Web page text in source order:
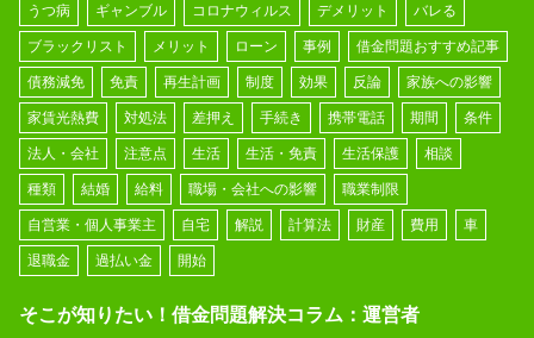
うつ病 ギャンブル コロナウィルス デメリット
バレる
ブラックリスト
メリット ローン 事例
借金問題おすすめ記事
債務減免
免責 再生計画 制度 効果 反論
家族への影響
家賃光熱費
対処法 差押え 手続き 携帯電話 期間
条件
法人・会社
注意点 生活 生活・免責 生活保護
相談
種類
結婚 給料 職場・会社への影響
職業制限
自営業・個人事業主
自宅 解説 計算法 財産 費用
車
退職金
過払い金 開始
そこが知りたい！借金問題解決コラム：運営者